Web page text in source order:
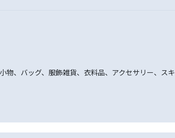
、バッグ、服飾雑貨、衣料品、アクセサリー、スキ